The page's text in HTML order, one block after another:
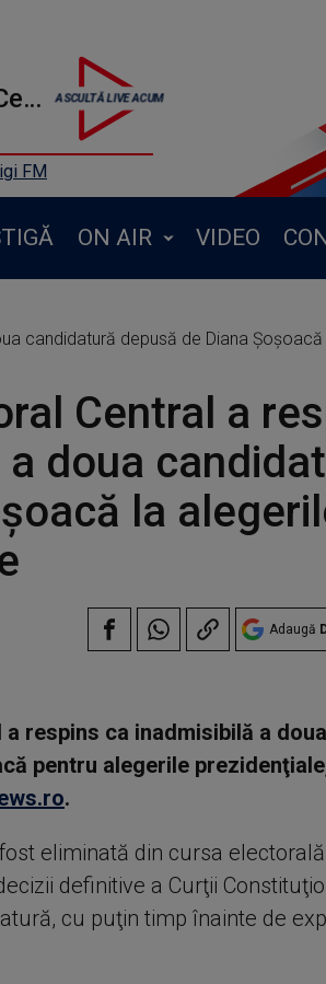
TOP 20 DIGI FM cu Cetin
FM
ON AIR VIDEO
candidatură depusă de Diana
Central a
doua
la
Adaugă
respins ca inadmisibilă a
pentru alegerile
.
eliminată din cursa
definitive a Curţii
cu puţin timp înainte de